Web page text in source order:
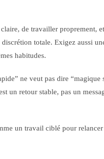
de travailler proprement,
totale. Exigez aussi
habitudes.
ne veut pas dire “magique
un retour stable, pas un
un travail ciblé pour